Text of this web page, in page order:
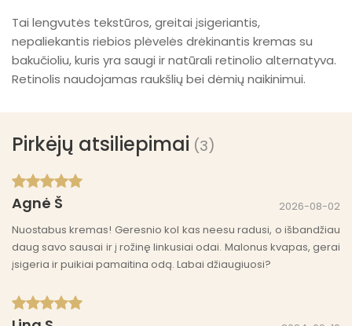
Tai lengvutės tekstūros, greitai įsigeriantis,
nepaliekantis riebios plėvelės drėkinantis kremas su
bakučioliu, kuris yra saugi ir natūrali retinolio alternatyva.
Retinolis naudojamas raukšlių bei dėmių naikinimui.
Pirkėjų atsiliepimai (3)
Agnė Š
2026-08-02
Nuostabus kremas! Geresnio kol kas neesu radusi, o išbandžiau
daug savo sausai ir į rožinę linkusiai odai. Malonus kvapas, gerai
įsigeria ir puikiai pamaitina odą. Labai džiaugiuosi?